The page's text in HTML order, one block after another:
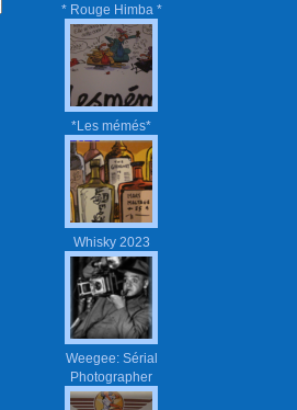
* Rouge Himba *
*Les mémés*
Whisky 2023
Weegee: Sérial
Photographer